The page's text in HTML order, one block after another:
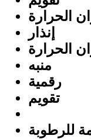
الحرارة
إنذار
الحرارة
منبه
رقمية
تقويم
للرطوبة